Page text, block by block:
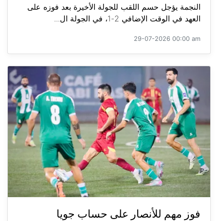
النجمة يؤجل حسم اللقب للجولة الأخيرة بعد فوزه على
العهد في الوقت الإضافي 2-1، في الجولة ال...
29-07-2026 00:00 am
فوز مهم للأنصار على حساب جويا